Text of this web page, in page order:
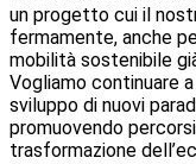
un progetto cui il
fermamente, anche
mobilità sostenibile
Vogliamo continuare
sviluppo di nuovi
promuovendo
trasformazione